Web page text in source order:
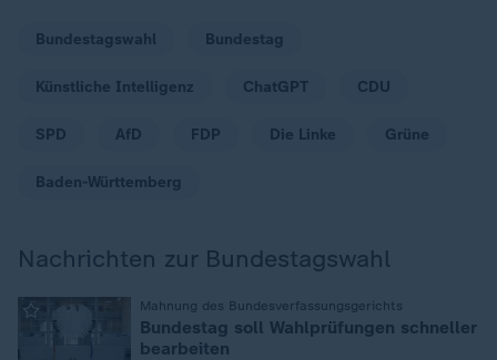
Bundestagswahl Bundestag
Künstliche Intelligenz ChatGPT CDU
SPD AfD FDP Die Linke Grüne
Baden-Württemberg
Nachrichten zur Bundestagswahl
Mahnung des Bundesverfassungsgerichts
:
Bundestag soll Wahlprüfungen schneller
bearbeiten